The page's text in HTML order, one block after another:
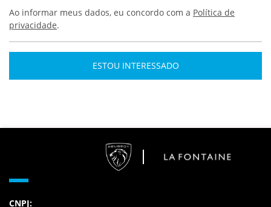
Ao informar meus dados, eu concordo com a Política de
privacidade.
ESTOU INTERESSADO
CNPJ: